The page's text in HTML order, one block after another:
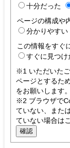
十分だった
ページの構成や
分かりやすい
この情報をすぐ
すぐに見つけ
※1 いただいた
ページとするた
をお願いします。
※2 ブラウザで
ていない、また
ていない場合は